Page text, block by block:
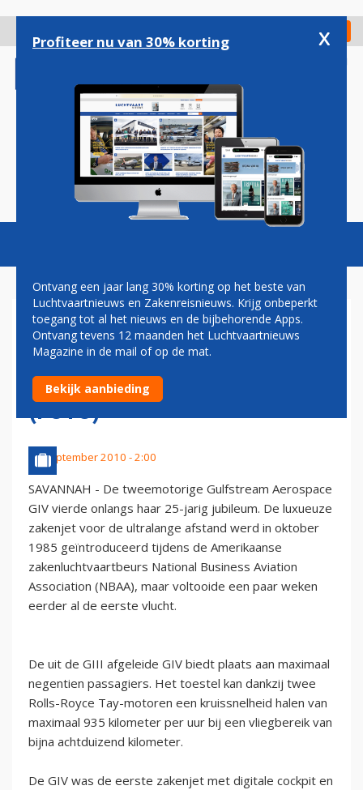
gaan
Check in
Magazine Podcasts Vacatures
GULFSTREAM GIV ZAKENJET
VLOOG KWART EEUW
GELEDEN VOOR HET EERST
(FOTO)
25 september 2010 - 2:00
SAVANNAH - De tweemotorige Gulfstream Aerospace
GIV vierde onlangs haar 25-jarig jubileum. De luxueuze
zakenjet voor de ultralange afstand werd in oktober
1985 geïntroduceerd tijdens de Amerikaanse
zakenluchtvaartbeurs National Business Aviation
Association (NBAA), maar voltooide een paar weken
eerder al de eerste vlucht.
De uit de GIII afgeleide GIV biedt plaats aan maximaal
negentien passagiers. Het toestel kan dankzij twee
Rolls-Royce Tay-motoren een kruissnelheid halen van
maximaal 935 kilometer per uur bij een vliegbereik van
bijna achtduizend kilometer.
De GIV was de eerste zakenjet met digitale cockpit en
Profiteer nu van 30% korting x
Ontvang een jaar lang 30% korting op het beste van
Luchtvaartnieuws en Zakenreisnieuws. Krijg onbeperkt
toegang tot al het nieuws en de bijbehorende Apps.
Ontvang tevens 12 maanden het Luchtvaartnieuws
Magazine in de mail of op de mat.
Bekijk aanbieding